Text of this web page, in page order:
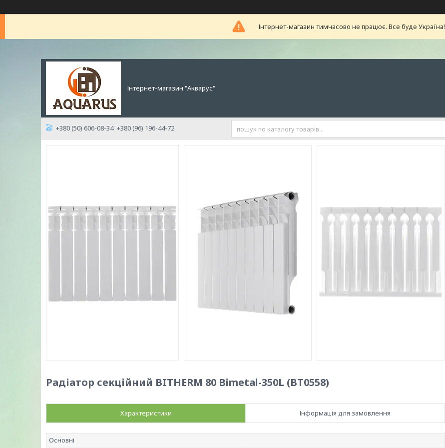
Інтернет-магазин тимчасово не працює. Все буде Україна!
Інтернет-магазин "Акварус"
+380 (50) 606-08-34 +380 (96) 196-44-72
Радіатор секційний BITHERM 80 Bimetal-350L (BT0558)
Характеристики Інформація для замовлення
Основні